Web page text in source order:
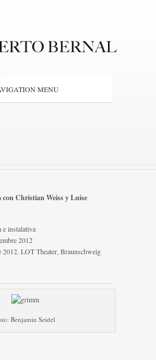
MENU
con Christian Weiss y Luise
e instalativa
2012
2012. LOT Theater, Braunschweig
Benjamin Seidel